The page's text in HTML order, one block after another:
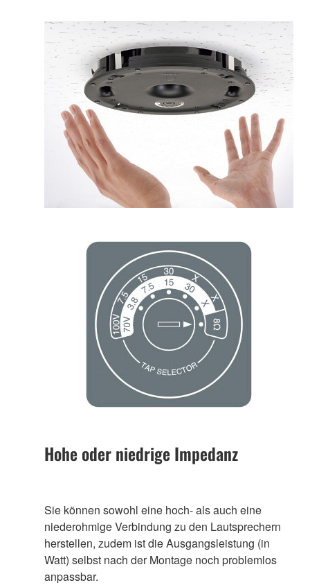
Hohe oder niedrige Impedanz
Sie können sowohl eine hoch- als auch eine
niederohmige Verbindung zu den Lautsprechern
herstellen, zudem ist die Ausgangsleistung (in
Watt) selbst nach der Montage noch problemlos
anpassbar.